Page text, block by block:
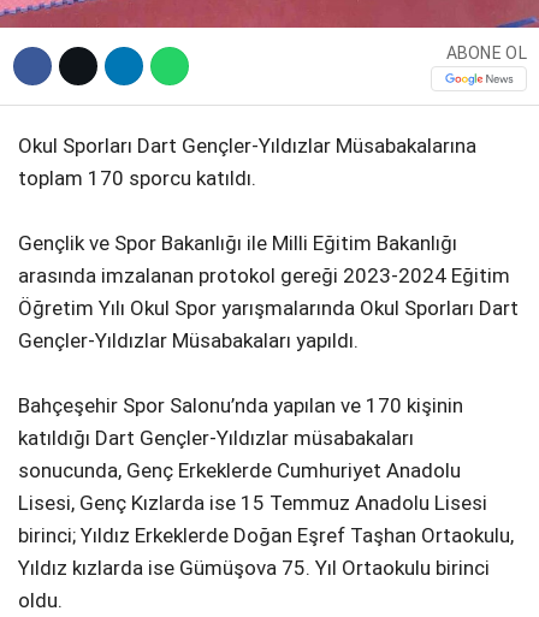
Youtube
ABONE OL
Okul Sporları Dart Gençler-Yıldızlar Müsabakalarına
toplam 170 sporcu katıldı.
Gençlik ve Spor Bakanlığı ile Milli Eğitim Bakanlığı
arasında imzalanan protokol gereği 2023-2024 Eğitim
Öğretim Yılı Okul Spor yarışmalarında Okul Sporları Dart
Gençler-Yıldızlar Müsabakaları yapıldı.
Bahçeşehir Spor Salonu’nda yapılan ve 170 kişinin
katıldığı Dart Gençler-Yıldızlar müsabakaları
sonucunda, Genç Erkeklerde Cumhuriyet Anadolu
Lisesi, Genç Kızlarda ise 15 Temmuz Anadolu Lisesi
birinci; Yıldız Erkeklerde Doğan Eşref Taşhan Ortaokulu,
Yıldız kızlarda ise Gümüşova 75. Yıl Ortaokulu birinci
oldu.